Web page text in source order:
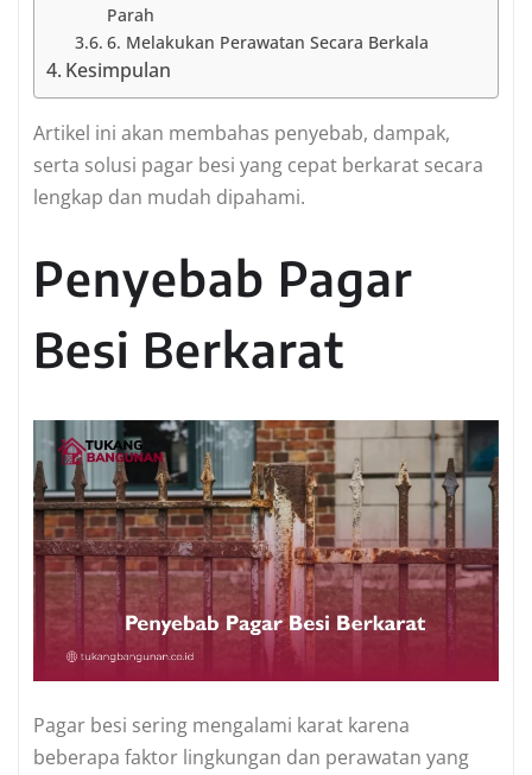
Parah
6. Melakukan Perawatan Secara Berkala
Kesimpulan
Artikel ini akan membahas penyebab, dampak,
serta solusi pagar besi yang cepat berkarat secara
lengkap dan mudah dipahami.
Penyebab Pagar
Besi Berkarat
Pagar besi sering mengalami karat karena
beberapa faktor lingkungan dan perawatan yang